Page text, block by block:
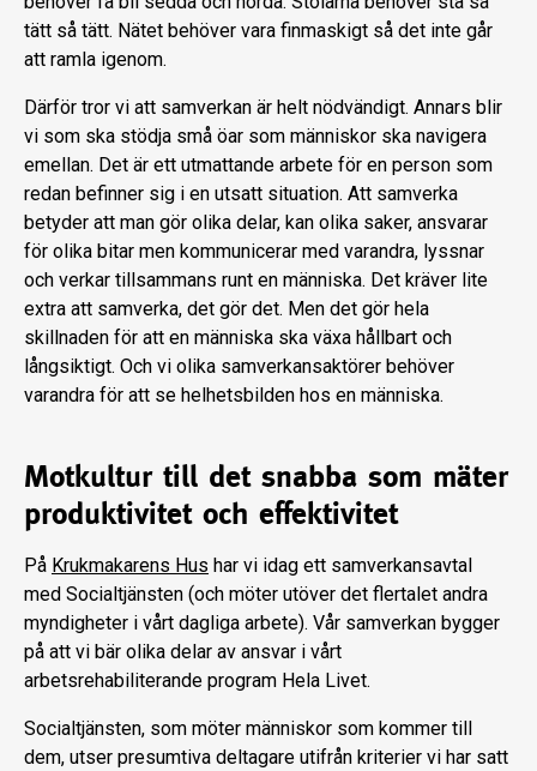
tätt så tätt. Nätet behöver vara finmaskigt så det inte går
att ramla igenom.
Därför tror vi att samverkan är helt nödvändigt. Annars blir
vi som ska stödja små öar som människor ska navigera
emellan. Det är ett utmattande arbete för en person som
redan befinner sig i en utsatt situation. Att samverka
betyder att man gör olika delar, kan olika saker, ansvarar
för olika bitar men kommunicerar med varandra, lyssnar
och verkar tillsammans runt en människa. Det kräver lite
extra att samverka, det gör det. Men det gör hela
skillnaden för att en människa ska växa hållbart och
långsiktigt. Och vi olika samverkansaktörer behöver
varandra för att se helhetsbilden hos en människa.
Motkultur till det snabba som mäter
produktivitet och effektivitet
På Krukmakarens Hus har vi idag ett samverkansavtal
med Socialtjänsten (och möter utöver det flertalet andra
myndigheter i vårt dagliga arbete). Vår samverkan bygger
på att vi bär olika delar av ansvar i vårt
arbetsrehabiliterande program Hela Livet.
Socialtjänsten, som möter människor som kommer till
dem, utser presumtiva deltagare utifrån kriterier vi har satt